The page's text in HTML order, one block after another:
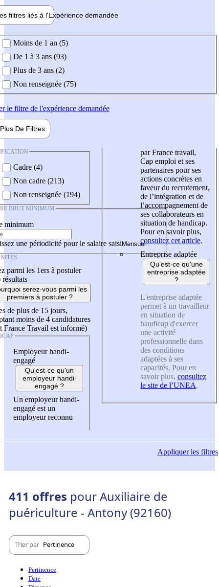
filtres liés à l'Expérience demandée
demandée
Moins de 1 an (5)
De 1 à 3 ans (93)
Plus de 3 ans (2)
Non renseignée (75)
le filtre de l'expérience demandée
Plus De Filtres
Cadre (4)
Non cadre (213)
Non renseignée (194)
BRUT MINIMUM
minimum
une périodicité pour le salaire saisi
parmi les 1ers à postuler
résultats
serez-vous parmi les
premiers à postuler ?
de plus de 15 jours,
moins de 4 candidatures
France Travail est informé)
Employeur handi-
engagé
Qu'est-ce qu'un
employeur handi-
engagé ?
Un employeur handi-
engagé est un
employeur reconnu
par France travail,
Cap emploi et ses
partenaires pour ses
actions concrètes en
faveur du recrutement,
de l’intégration et de
l’accompagnement de
ses collaborateurs en
situation de handicap.
Pour en savoir plus,
consultez cet article.
Entreprise adaptée
Qu'est-ce qu'une
entreprise adaptée
?
L'entreprise adaptée
permet à un travailleur
en situation de
handicap d'exercer
une activité
professionnelle dans
des conditions
adaptées à ses
capacités. Pour en
savoir plus, consultez
le site de l’UNEA.
Appliquerles filtres
411 offres pour Auxiliaire de
puériculture - Antony (92160)
Trier par Pertinence
Pertinence
Date